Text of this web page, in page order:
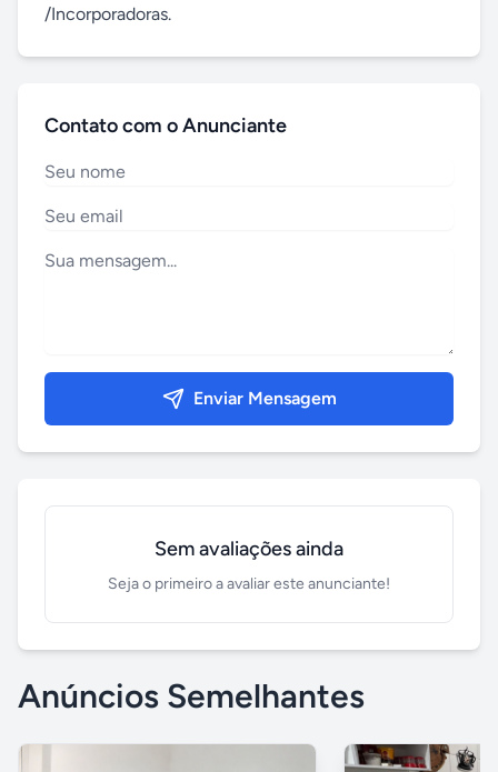
/Incorporadoras.
Contato com o Anunciante
Enviar Mensagem
Sem avaliações ainda
Seja o primeiro a avaliar este anunciante!
Anúncios Semelhantes